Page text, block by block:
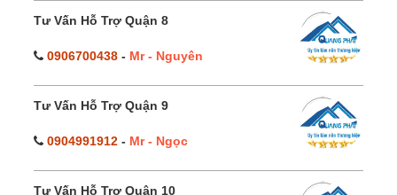
Tư Vấn Hỗ Trợ Quận 8
0906700438 - Mr - Nguyên
Tư Vấn Hỗ Trợ Quận 9
0904991912 - Mr - Ngọc
Tư Vấn Hỗ Trợ Quận 10